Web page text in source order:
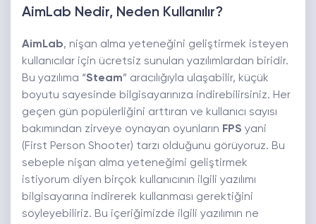
AimLab Nedir, Neden Kullanılır?
AimLab, nişan alma yeteneğini geliştirmek isteyen
kullanıcılar için ücretsiz sunulan yazılımlardan biridir.
Bu yazılıma “Steam” aracılığıyla ulaşabilir, küçük
boyutu sayesinde bilgisayarınıza indirebilirsiniz. Her
geçen gün popülerliğini arttıran ve kullanıcı sayısı
bakımından zirveye oynayan oyunların FPS yani
(First Person Shooter) tarzı olduğunu görüyoruz. Bu
sebeple nişan alma yeteneğimi geliştirmek
istiyorum diyen birçok kullanıcının ilgili yazılımı
bilgisayarına indirerek kullanması gerektiğini
söyleyebiliriz. Bu içeriğimizde ilgili yazılımın ne